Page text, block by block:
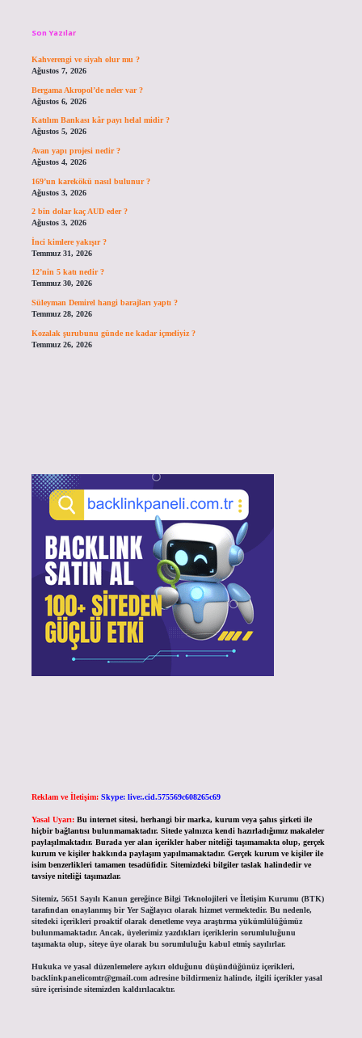
Son Yazılar
Kahverengi ve siyah olur mu ?
Ağustos 7, 2026
Bergama Akropol’de neler var ?
Ağustos 6, 2026
Katılım Bankası kâr payı helal midir ?
Ağustos 5, 2026
Avan yapı projesi nedir ?
Ağustos 4, 2026
169’un karekökü nasıl bulunur ?
Ağustos 3, 2026
2 bin dolar kaç AUD eder ?
Ağustos 3, 2026
İnci kimlere yakışır ?
Temmuz 31, 2026
12’nin 5 katı nedir ?
Temmuz 30, 2026
Süleyman Demirel hangi barajları yaptı ?
Temmuz 28, 2026
Kozalak şurubunu günde ne kadar içmeliyiz ?
Temmuz 26, 2026
Reklam ve İletişim: Skype: live:.cid.575569c608265c69
Yasal Uyarı: Bu internet sitesi, herhangi bir marka, kurum veya şahıs şirketi ile
hiçbir bağlantısı bulunmamaktadır. Sitede yalnızca kendi hazırladığımız makaleler
paylaşılmaktadır. Burada yer alan içerikler haber niteliği taşımamakta olup, gerçek
kurum ve kişiler hakkında paylaşım yapılmamaktadır. Gerçek kurum ve kişiler ile
isim benzerlikleri tamamen tesadüfidir. Sitemizdeki bilgiler taslak halindedir ve
tavsiye niteliği taşımazlar.
Sitemiz, 5651 Sayılı Kanun gereğince Bilgi Teknolojileri ve İletişim Kurumu (BTK)
tarafından onaylanmış bir Yer Sağlayıcı olarak hizmet vermektedir. Bu nedenle,
sitedeki içerikleri proaktif olarak denetleme veya araştırma yükümlülüğümüz
bulunmamaktadır. Ancak, üyelerimiz yazdıkları içeriklerin sorumluluğunu
taşımakta olup, siteye üye olarak bu sorumluluğu kabul etmiş sayılırlar.
Hukuka ve yasal düzenlemelere aykırı olduğunu düşündüğünüz içerikleri,
backlinkpanelicomtr@gmail.comadresine bildirmeniz halinde, ilgili içerikler yasal
süre içerisinde sitemizden kaldırılacaktır.